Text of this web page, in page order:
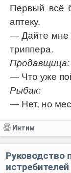
Первый всё
аптеку.
— Дайте мне
триппера.
Продавщица:
— Что уже
Рыбак:
— Нет, но
Интим
Руководство
истребителей